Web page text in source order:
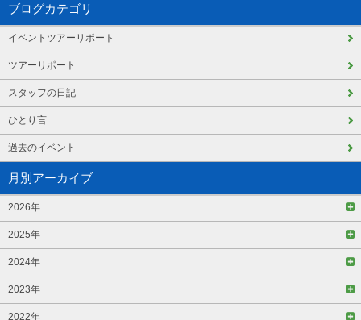
ブログカテゴリ
イベントツアーリポート
ツアーリポート
スタッフの日記
ひとり言
過去のイベント
月別アーカイブ
2026年
2025年
2024年
2023年
2022年